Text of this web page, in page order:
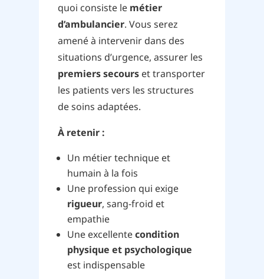
quoi consiste le métier
d’ambulancier. Vous serez
amené à intervenir dans des
situations d’urgence, assurer les
premiers secours et transporter
les patients vers les structures
de soins adaptées.
À retenir :
Un métier technique et
humain à la fois
Une profession qui exige
rigueur, sang-froid et
empathie
Une excellentecondition
physique et psychologique
est indispensable